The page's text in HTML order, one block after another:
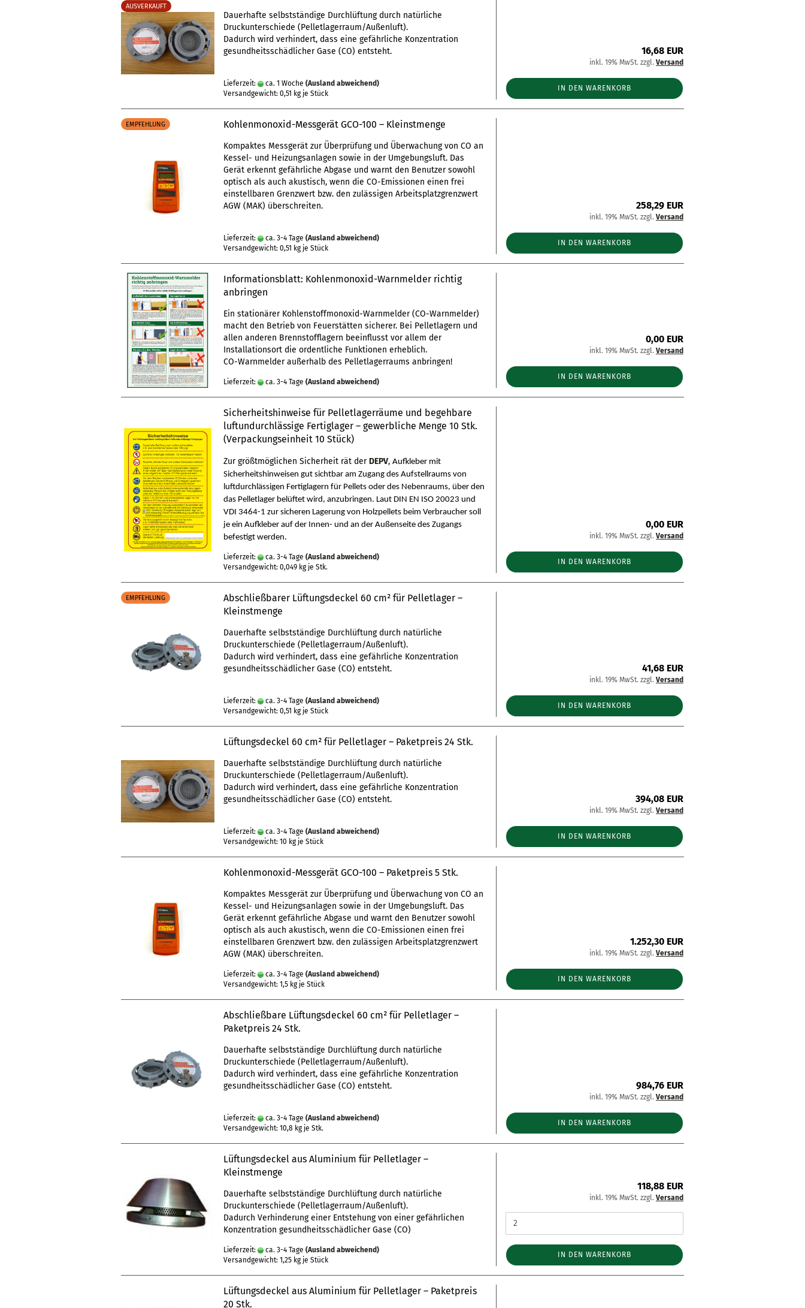
AUSVERKAUFT
Dauerhafte selbstständige Durchlüftung durch natürliche
Druckunterschiede (Pelletlagerraum/Außenluft).
Dadurch wird verhindert, dass eine gefährliche Konzentration
gesundheitsschädlicher Gase (CO) entsteht.
Lieferzeit: ca. 1 Woche (Ausland abweichend)
Versandgewicht: 0,51 kg je Stück
16,68 EUR
inkl. 19% MwSt. zzgl. Versand
IN DEN WARENKORB
EMPFEHLUNG Kohlenmonoxid-Messgerät GCO-100 – Kleinstmenge
Kompaktes Messgerät zur Überprüfung und Überwachung von CO an
Kessel- und Heizungsanlagen sowie in der Umgebungsluft. Das
Gerät erkennt gefährliche Abgase und warnt den Benutzer sowohl
optisch als auch akustisch, wenn die CO-Emissionen einen frei
einstellbaren Grenzwert bzw. den zulässigen Arbeitsplatzgrenzwert
AGW (MAK) überschreiten.
Lieferzeit: ca. 3-4 Tage (Ausland abweichend)
Versandgewicht: 0,51 kg je Stück
258,29 EUR
inkl. 19% MwSt. zzgl. Versand
IN DEN WARENKORB
Informationsblatt: Kohlenmonoxid-Warnmelder richtig
anbringen
Ein stationärer Kohlenstoffmonoxid-Warnmelder (CO-Warnmelder)
macht den Betrieb von Feuerstätten sicherer. Bei Pelletlagern und
allen anderen Brennstofflagern beeinflusst vor allem der
Installationsort die ordentliche Funktionen erheblich.
CO-Warnmelder außerhalb des Pelletlagerraums anbringen!
Lieferzeit: ca. 3-4 Tage (Ausland abweichend)
0,00 EUR
inkl. 19% MwSt. zzgl. Versand
IN DEN WARENKORB
Sicherheitshinweise für Pelletlagerräume und begehbare
luftundurchlässige Fertiglager – gewerbliche Menge 10 Stk.
(Verpackungseinheit 10 Stück)
Zur größtmöglichen Sicherheit rät der DEPV, Aufkleber mit
Sicherheitshinweisen gut sichtbar am Zugang des Aufstellraums von
luftdurchlässigen Fertiglagern für Pellets oder des Nebenraums, über den
das Pelletlager belüftet wird, anzubringen. Laut DIN EN ISO 20023 und
VDI 3464-1 zur sicheren Lagerung von Holzpellets beim Verbraucher soll
je ein Aufkleber auf der Innen- und an der Außenseite des Zugangs
befestigt werden.
Lieferzeit: ca. 3-4 Tage (Ausland abweichend)
Versandgewicht: 0,049 kg je Stk.
0,00 EUR
inkl. 19% MwSt. zzgl. Versand
IN DEN WARENKORB
EMPFEHLUNG
Abschließbarer Lüftungsdeckel 60 cm² für Pelletlager –
Kleinstmenge
Dauerhafte selbstständige Durchlüftung durch natürliche
Druckunterschiede (Pelletlagerraum/Außenluft).
Dadurch wird verhindert, dass eine gefährliche Konzentration
gesundheitsschädlicher Gase (CO) entsteht.
Lieferzeit: ca. 3-4 Tage (Ausland abweichend)
Versandgewicht: 0,51 kg je Stück
41,68 EUR
inkl. 19% MwSt. zzgl. Versand
IN DEN WARENKORB
Lüftungsdeckel 60 cm² für Pelletlager – Paketpreis 24 Stk.
Dauerhafte selbstständige Durchlüftung durch natürliche
Druckunterschiede (Pelletlagerraum/Außenluft).
Dadurch wird verhindert, dass eine gefährliche Konzentration
gesundheitsschädlicher Gase (CO) entsteht.
Lieferzeit: ca. 3-4 Tage (Ausland abweichend)
Versandgewicht: 10 kg je Stück
394,08 EUR
inkl. 19% MwSt. zzgl. Versand
IN DEN WARENKORB
Kohlenmonoxid-Messgerät GCO-100 – Paketpreis 5 Stk.
Kompaktes Messgerät zur Überprüfung und Überwachung von CO an
Kessel- und Heizungsanlagen sowie in der Umgebungsluft. Das
Gerät erkennt gefährliche Abgase und warnt den Benutzer sowohl
optisch als auch akustisch, wenn die CO-Emissionen einen frei
einstellbaren Grenzwert bzw. den zulässigen Arbeitsplatzgrenzwert
AGW (MAK) überschreiten.
Lieferzeit: ca. 3-4 Tage (Ausland abweichend)
Versandgewicht: 1,5 kg je Stück
1.252,30 EUR
inkl. 19% MwSt. zzgl. Versand
IN DEN WARENKORB
Abschließbare Lüftungsdeckel 60 cm² für Pelletlager –
Paketpreis 24 Stk.
Dauerhafte selbstständige Durchlüftung durch natürliche
Druckunterschiede (Pelletlagerraum/Außenluft).
Dadurch wird verhindert, dass eine gefährliche Konzentration
gesundheitsschädlicher Gase (CO) entsteht.
Lieferzeit: ca. 3-4 Tage (Ausland abweichend)
Versandgewicht: 10,8 kg je Stk.
984,76 EUR
inkl. 19% MwSt. zzgl. Versand
IN DEN WARENKORB
Lüftungsdeckel aus Aluminium für Pelletlager –
Kleinstmenge
Dauerhafte selbstständige Durchlüftung durch natürliche
Druckunterschiede (Pelletlagerraum/Außenluft).
Dadurch Verhinderung einer Entstehung von einer gefährlichen
Konzentration gesundheitsschädlicher Gase (CO)
Lieferzeit: ca. 3-4 Tage (Ausland abweichend)
Versandgewicht: 1,25 kg je Stück
118,88 EUR
inkl. 19% MwSt. zzgl. Versand
IN DEN WARENKORB
Lüftungsdeckel aus Aluminium für Pelletlager – Paketpreis
20 Stk.